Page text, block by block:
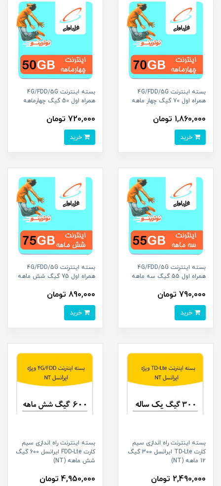
بسته اینترنت 4G/FDD/5G
همراه اول 70 گیگ چهار ماهه
1,860,000 تومان
بسته اینترنت 4G/FDD/5G
همراه اول 50 گیگ چهارماهه
720,000 تومان
بسته اینترنت 4G/FDD/5G
همراه اول 55 گیگ سه ماهه
790,000 تومان
بسته اینترنت 4G/FDD/5G
همراه اول 75 گیگ شش ماهه
890,000 تومان
بسته اینترنت راه اندازی سیم
کارت TD-Lte ایرانسل 300 گیگ
12 ماهه (NT)
2,490,000 تومان
بسته اینترنت راه اندازی سیم
کارت FDD-Lte ایرانسل 600 گیگ
شش ماهه (NT)
4,950,000 تومان